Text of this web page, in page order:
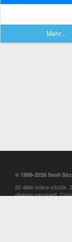
Mehr...
© 1999-2026 Sesli
20 dilde online sözlük.
dinleme seçeneği.